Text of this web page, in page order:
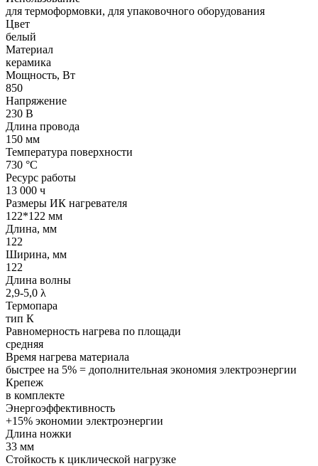
для термоформовки, для упаковочного оборудования
Цвет
белый
Материал
керамика
Мощность, Вт
850
Напряжение
230 В
Длина провода
150 мм
Температура поверхности
730 °С
Ресурс работы
13 000 ч
Размеры ИК нагревателя
122*122 мм
Длина, мм
122
Ширина, мм
122
Длина волны
2,9-5,0 λ
Термопара
тип К
Равномерность нагрева по площади
средняя
Время нагрева материала
быстрее на 5% = дополнительная экономия электроэнергии
Крепеж
в комплекте
Энергоэффективность
+15% экономии электроэнергии
Длина ножки
33 мм
Стойкость к циклической нагрузке